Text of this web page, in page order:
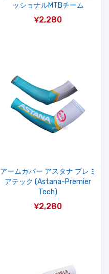
ッショナルMTBチーム
¥2,280
アームカバー アスタナ プレミ
アテック (Astana-Premier
Tech)
¥2,280